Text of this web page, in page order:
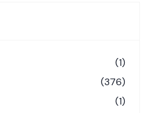
(1)
(376)
(1)